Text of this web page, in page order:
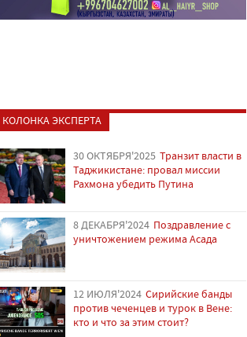
КОЛОНКА ЭКСПЕРТА
30 ОКТЯБРЯ'2025 Транзит власти в
Таджикистане: провал миссии
Рахмона убедить Путина
8 ДЕКАБРЯ'2024 Поздравление с
уничтожением режима Асада
12 ИЮЛЯ'2024 Сирийские банды
против чеченцев и турок в Вене:
кто и что за этим стоит?